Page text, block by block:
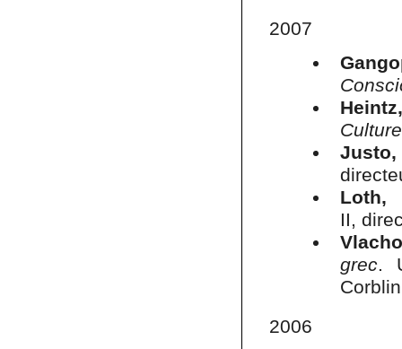
2007
Justo,
Loth,
II,
grec.
2006